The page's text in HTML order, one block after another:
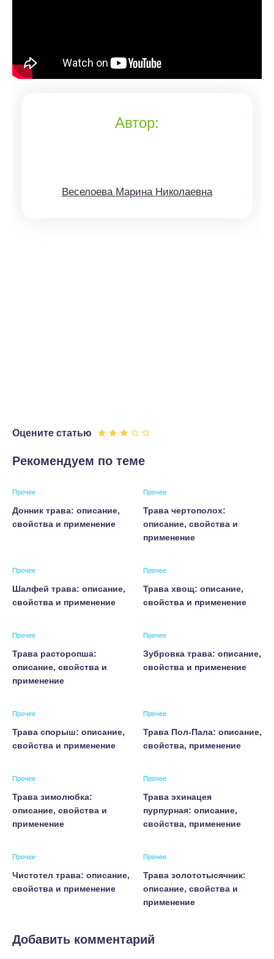
Автор:
Веселоева Марина Николаевна
Оцените статью
Рекомендуем по теме
Прочее
Донник трава: описание,
свойства и применение
Прочее
Трава чертополох:
описание, свойства и
применение
Прочее
Шалфей трава: описание,
свойства и применение
Прочее
Трава хвощ: описание,
свойства и применение
Прочее
Трава расторопша:
описание, свойства и
применение
Прочее
Зубровка трава: описание,
свойства и применение
Прочее
Трава спорыш: описание,
свойства и применение
Прочее
Трава Пол-Пала: описание,
свойства, применение
Прочее
Трава зимолюбка:
описание, свойства и
применение
Прочее
Трава эхинацея
пурпурная: описание,
свойства, применение
Прочее
Чистотел трава: описание,
свойства и применение
Прочее
Трава золототысячник:
описание, свойства и
применение
Добавить комментарий